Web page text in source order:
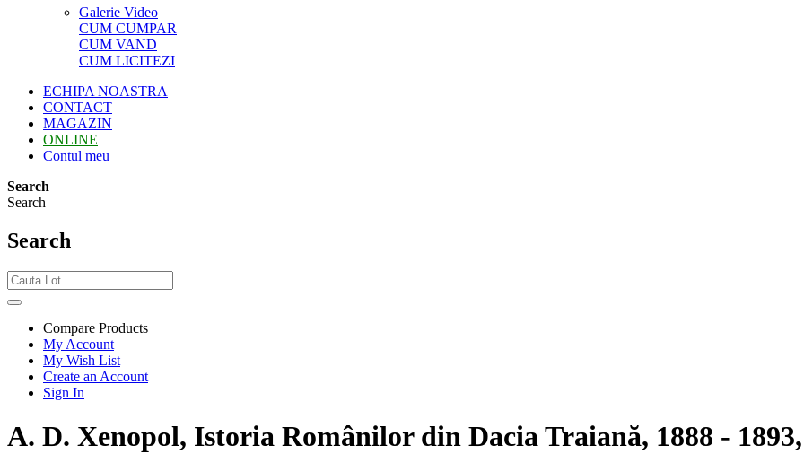
Galerie Video
CUM CUMPAR
CUM VAND
CUM LICITEZI
ECHIPA NOASTRA
CONTACT
MAGAZIN
ONLINE
Contul meu
Search
Search
Search
Compare Products
My Account
My Wish List
Create an Account
Sign In
A. D. Xenopol, Istoria Românilor din Dacia Traiană, 1888 -